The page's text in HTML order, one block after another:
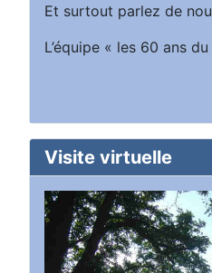
Et surtout parlez de
L’équipe « les 60 ans
Visite virtuelle